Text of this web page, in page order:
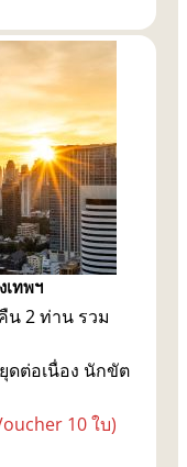
ทพฯ
น 2 ท่าน รวม
ดต่อเนื่อง นักขัต
10 ใบ)